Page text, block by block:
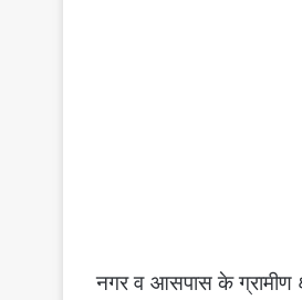
नगर व आसपास के ग्रामीण